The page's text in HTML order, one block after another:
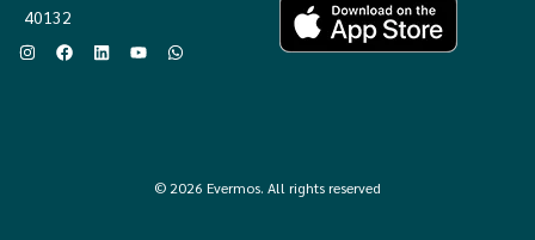
40132
© 2026 Evermos. All rights reserved